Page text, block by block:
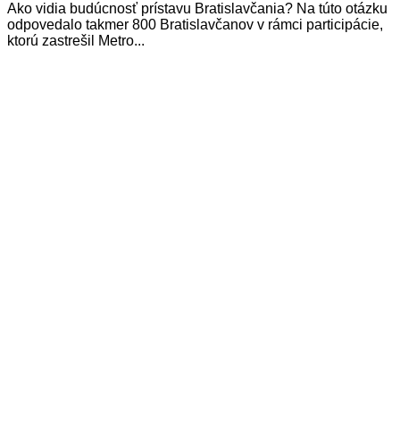
Ako vidia budúcnosť prístavu Bratislavčania? Na túto otázku
odpovedalo takmer 800 Bratislavčanov v rámci participácie,
ktorú zastrešil Metro...